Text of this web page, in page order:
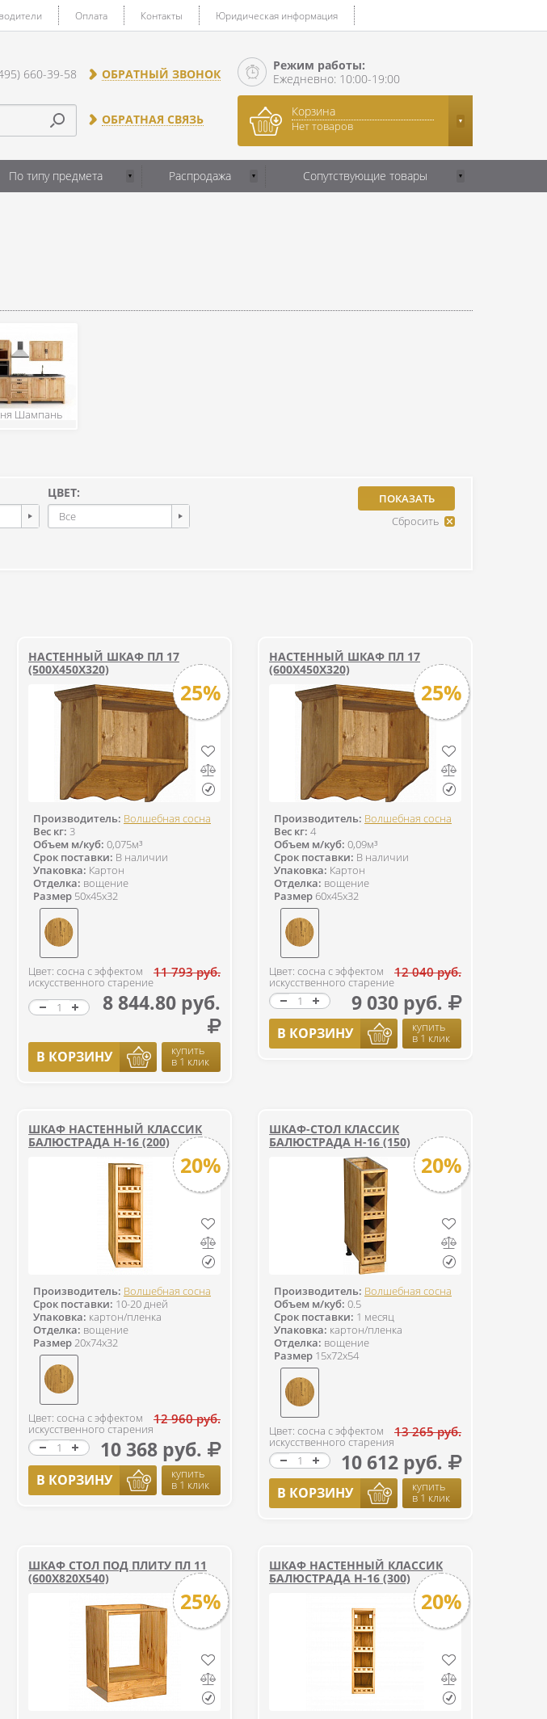
Оплата Контакты Юридическая информация
660-39-58 ОБРАТНЫЙ ЗВОНОК
ОБРАТНАЯ СВЯЗЬ
Режим работы:
Ежедневно: 10:00-19:00
Корзина
Нет товаров
По типу предмета Распродажа Сопутствующие товары
Шампань
ЦВЕТ:
Все
НАСТЕННЫЙ ШКАФ ПЛ 17
(500X450X320)
25%
Производитель: Волшебная сосна
Вес кг: 3
Объем м/куб: 0,075м³
Срок поставки: В наличии
Упаковка: Картон
Отделка: вощение
Размер 50x45x32
Цвет: сосна с эффектом
искусственного старение
11 793 руб.
8 844.80 руб.
В КОРЗИНУ купить
в 1 клик
НАСТЕННЫЙ ШКАФ ПЛ 17
(600X450X320)
25%
Производитель: Волшебная сосна
Вес кг: 4
Объем м/куб: 0,09м³
Срок поставки: В наличии
Упаковка: Картон
Отделка: вощение
Размер 60x45x32
Цвет: сосна с эффектом
искусственного старение
12 040 руб.
9 030 руб.
В КОРЗИНУ купить
в 1 клик
ШКАФ НАСТЕННЫЙ КЛАССИК
БАЛЮСТРАДА Н-16 (200)
20%
Производитель: Волшебная сосна
Срок поставки: 10-20 дней
Упаковка: картон/пленка
Отделка: вощение
Размер20x74x32
Цвет: сосна с эффектом
искусственного старения
12 960 руб.
10 368 руб.
В КОРЗИНУ купить
в 1 клик
ШКАФ-СТОЛ КЛАССИК
БАЛЮСТРАДА Н-16 (150)
20%
Производитель: Волшебная сосна
Объем м/куб: 0.5
Срок поставки: 1 месяц
Упаковка: картон/пленка
Отделка: вощение
Размер 15x72x54
Цвет: сосна с эффектом
искусственного старения
13 265 руб.
10 612 руб.
В КОРЗИНУ купить
в 1 клик
ШКАФ СТОЛ ПОД ПЛИТУ ПЛ 11
(600Х820Х540)
25%
ШКАФ НАСТЕННЫЙ КЛАССИК
БАЛЮСТРАДА Н-16 (300)
20%